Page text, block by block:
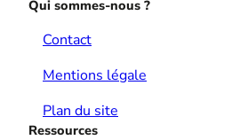
Qui sommes-nous ?
Contact
Mentions légale
Plan du site
Ressources